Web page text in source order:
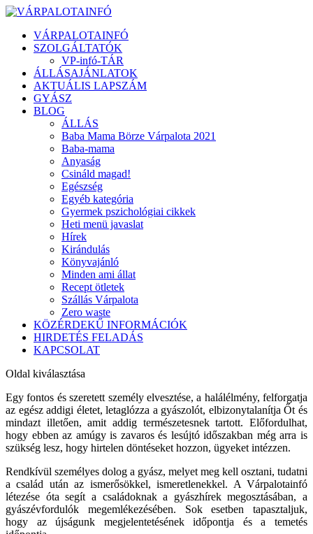
VÁRPALOTAINFÓ
SZOLGÁLTATÓK
VP-infó-TÁR
ÁLLÁSAJÁNLATOK
AKTUÁLIS LAPSZÁM
GYÁSZ
BLOG
ÁLLÁS
Baba Mama Börze Várpalota 2021
Baba-mama
Anyaság
Csináld magad!
Egészség
Egyéb kategória
Gyermek pszichológiai cikkek
Heti menü javaslat
Hírek
Kirándulás
Könyvajánló
Minden ami állat
Recept ötletek
Szállás Várpalota
Zero waste
KÖZÉRDEKŰ INFORMÁCIÓK
HIRDETÉS FELADÁS
KAPCSOLAT
Oldal kiválasztása
Egy fontos és szeretett személy elvesztése, a halálélmény, felforgatja
az egész addigi életet, letaglózza a gyászolót, elbizonytalanítja Őt és
mindazt illetően, amit addig természetesnek tartott. Előfordulhat,
hogy ebben az amúgy is zavaros és lesújtó időszakban még arra is
szükség lesz, hogy hirtelen döntéseket hozzon, ügyeket intézzen.
Rendkívül személyes dolog a gyász, melyet meg kell osztani, tudatni
a család után az ismerősökkel, ismeretlenekkel. A Várpalotainfó
létezése óta segít a családoknak a gyászhírek megosztásában, a
gyászévfordulók megemlékezésében. Sok esetben tapasztaljuk,
hogy az újságunk megjelentetésének időpontja és a temetés